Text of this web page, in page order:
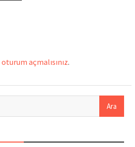
oturum açmalısınız.